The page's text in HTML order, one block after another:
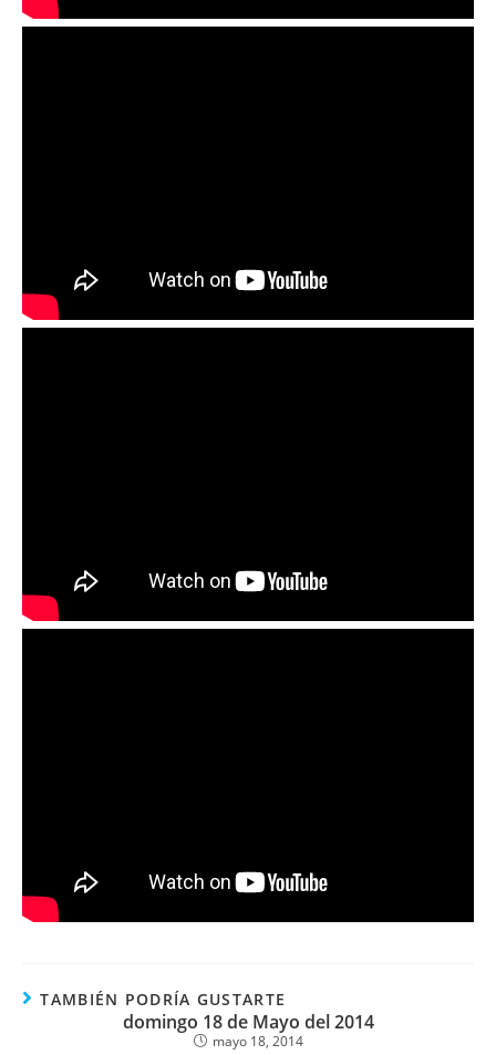
TAMBIÉN PODRÍA GUSTARTE
domingo 18 de Mayo del 2014
mayo 18, 2014